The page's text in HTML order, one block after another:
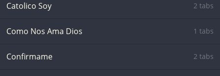
Catolico Soy 2 tabs
Como Nos Ama Dios 1 tabs
Confirmame 2 tabs